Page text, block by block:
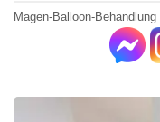
Magen-Balloon-Behandlung